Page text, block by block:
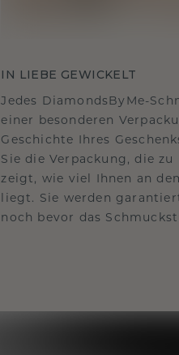
IN LIEBE GEWICKELT
Jedes DiamondsByMe-
einer besonderen
Geschichte Ihres
Sie die Verpackung, die
zeigt, wie viel Ihnen an
liegt. Sie werden
noch bevor das